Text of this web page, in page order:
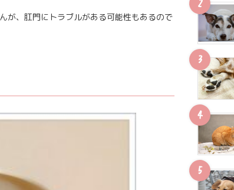
が、肛門にトラブルがある可能性もあるので